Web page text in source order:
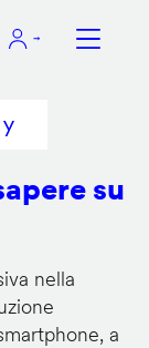
su
nella
a